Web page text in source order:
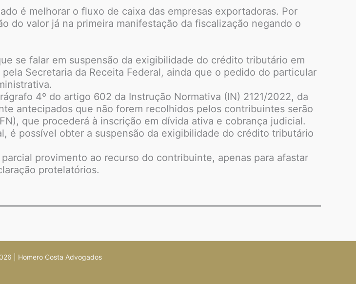
é melhorar o fluxo de caixa das empresas exportadoras. Por
do valor já na primeira manifestação da fiscalização negando o
se falar em suspensão da exigibilidade do crédito tributário em
Secretaria da Receita Federal, ainda que o pedido do particular
4º do artigo 602 da Instrução Normativa (IN) 2121/2022, da
antecipados que não forem recolhidos pelos contribuintes serão
que procederá à inscrição em dívida ativa e cobrança judicial.
é possível obter a suspensão da exigibilidade do crédito tributário
provimento ao recurso do contribuinte, apenas para afastar
protelatórios.
| Homero Costa Advogados